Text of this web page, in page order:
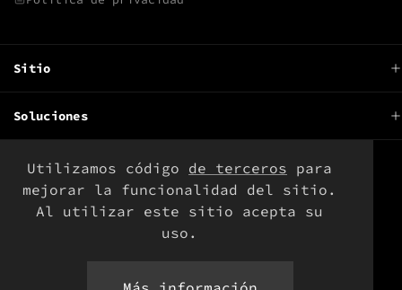
Sitio
Software libre
Blog
Soluciones
Automatización
DevOps
RRSS
Utilizamos código de terceros para
mejorar la funcionalidad del sitio.
Al utilizar este sitio acepta su
uso.